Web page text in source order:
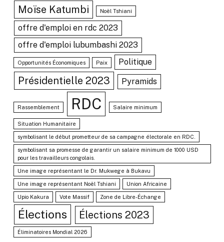
Moïse Katumbi Noël Tshiani
offre d'emploi en rdc 2023
offre d'emploi lubumbashi 2023
Opportunités Économiques Paix Politique
Présidentielle 2023 Pyramids
Rassemblement RDC Salaire minimum
Situation Humanitaire
symbolisant le début prometteur de sa campagne électorale en RDC.
symbolisant sa promesse de garantir un salaire minimum de 1000 USD
pour les travailleurs congolais.
Une image représentant le Dr. Mukwege à Bukavu
Une image représentant Noël Tshiani Union Africaine
Upio Kakura Vote Massif Zone de Libre-Échange
Élections Élections 2023
Éliminatoires Mondial 2026